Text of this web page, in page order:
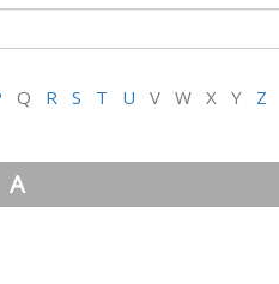
Q R S T U V W X Y Z
A